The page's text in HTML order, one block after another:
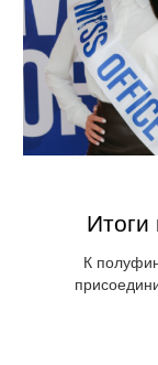
Итоги
К